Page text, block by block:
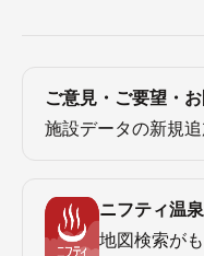
ご意見・ご要望・
施設データの新規
ニフティ温
地図検索が